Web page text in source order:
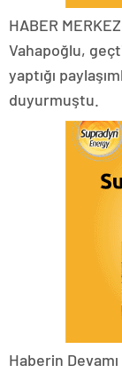
HABER
Vahapoğlu,
yaptığı
duyurmuştu.
Haberin Devamı